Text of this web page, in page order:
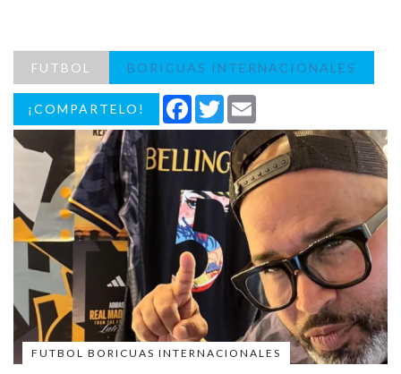
FUTBOL BORICUAS INTERNACIONALES
¡COMPARTELO! Facebook
Twitter
FUTBOL BORICUAS INTERNACIONALES